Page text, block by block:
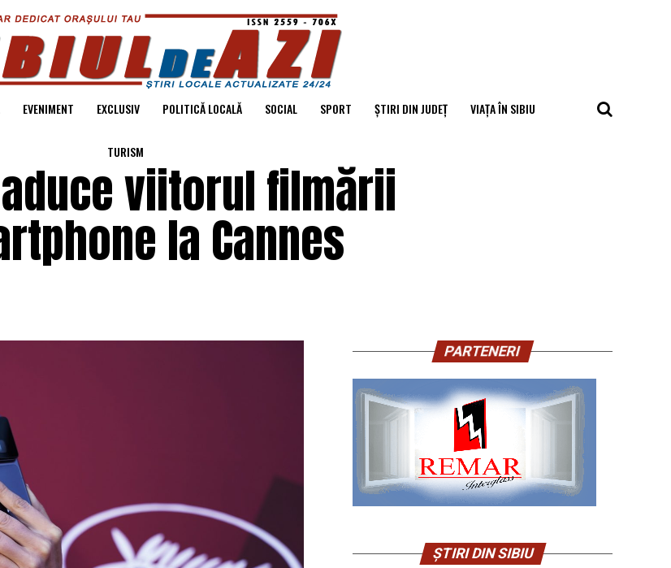
EVENIMENT EXCLUSIV POLITICĂ LOCALĂ SOCIAL SPORT ȘTIRI DIN JUDEȚ VIAȚA ÎN SIBIU
TURISM
aduce viitorul filmării
la Cannes
PARTENERI
ȘTIRI DIN SIBIU